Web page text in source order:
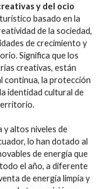
y del ocio
basado en la
de la sociedad,
de crecimiento y
Significa que los
creativas, están
continua, la protección
identidad cultural de
y altos niveles de
lo han dotado al
de energía que
el año, a diferente
de energía limpia y